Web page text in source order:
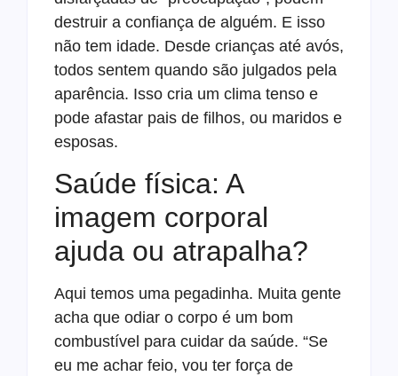
destruir a confiança de alguém. E isso
não tem idade. Desde crianças até avós,
todos sentem quando são julgados pela
aparência. Isso cria um clima tenso e
pode afastar pais de filhos, ou maridos e
esposas.
Saúde física: A
imagem corporal
ajuda ou atrapalha?
Aqui temos uma pegadinha. Muita gente
acha que odiar o corpo é um bom
combustível para cuidar da saúde. “Se
eu me achar feio, vou ter força de